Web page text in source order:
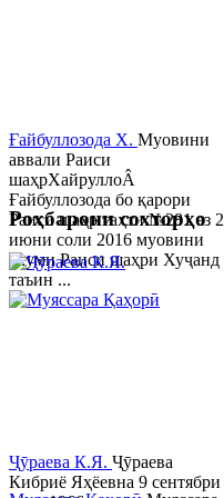
Ғайбуллозода Х. Муовини
аввали Раиси
шаҳрХайруллоÂ
Ғайбуллозода бо қарори
Раиси шаҳр таҳти №281 аз 2
июни соли 2016 муовини
якуми Раиси шаҳри Хуҷанд
таъин ...
Роҳбарони сохторҳо
Ҷӯраева К.Я. Ҷӯраева
Кибриё Яҳёевна 9 сентябри